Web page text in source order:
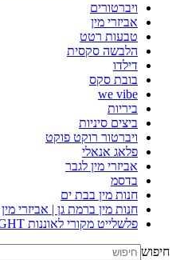
ויברטורים
אביזרי מין
טבעות רטט
הלבשה סקסית
דילדו
בובת סקס
we vibe
ביריות
ביצים סיניות
ויברטור רוקט פוקט
פלאג אנאלי
אביזרי מין לגבר
בדסמ
חנות מין בבת ים
חנות מין ברמת גן | אביזרי מין
פלשלייט מקורי לאוננות FLESHLIGHT
חיפוש